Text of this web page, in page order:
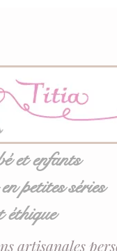
et enfants
petites séries
éthique
artisanales